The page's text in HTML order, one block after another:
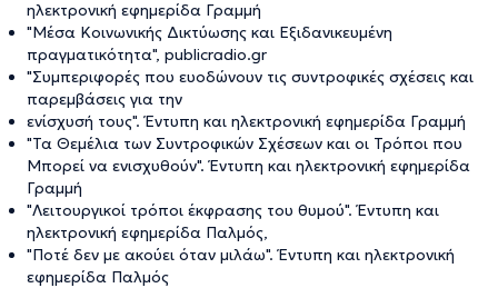
ηλεκτρονική εφημερίδα Γραμμή
"Μέσα Κοινωνικής Δικτύωσης και Εξιδανικευμένη
πραγματικότητα", publicradio.gr
"Συμπεριφορές που ευοδώνουν τις συντροφικές σχέσεις και
παρεμβάσεις για την
ενίσχυσή τους". Έντυπη και ηλεκτρονική εφημερίδα Γραμμή
"Τα Θεμέλια των Συντροφικών Σχέσεων και οι Τρόποι που
Μπορεί να ενισχυθούν". Έντυπη και ηλεκτρονική εφημερίδα
Γραμμή
"Λειτουργικοί τρόποι έκφρασης του θυμού". Έντυπη και
ηλεκτρονική εφημερίδα Παλμός,
"Ποτέ δεν με ακούει όταν μιλάω". Έντυπη και ηλεκτρονική
εφημερίδα Παλμός